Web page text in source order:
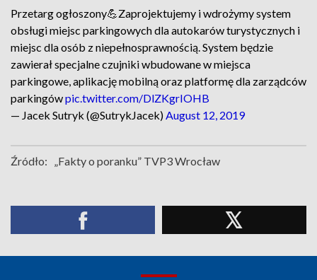
Przetarg ogłoszony💪Zaprojektujemy i wdrożymy system
obsługi miejsc parkingowych dla autokarów turystycznych i
miejsc dla osób z niepełnosprawnością. System będzie
zawierał specjalne czujniki wbudowane w miejsca
parkingowe, aplikację mobilną oraz platformę dla zarządców
parkingówpic.twitter.com/DlZKgrIOHB
— Jacek Sutryk (@SutrykJacek)August 12, 2019
Źródło: „Fakty o poranku” TVP3 Wrocław